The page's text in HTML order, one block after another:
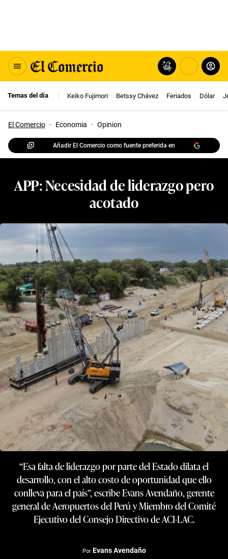
Temas del día Keiko Fujimori Betssy Chávez Feriados Dólar
El Comercio · Economia · Opinion
Añadir El Comercio como fuente preferida en
APP: Necesidad de liderazgo pero
acotado
“Esa falta de liderazgo por parte del Estado dilata el
desarrollo, con el alto costo de oportunidad que ello
conlleva para el país”, escribe Evans Avendaño, gerente
general de Aeropuertos del Perú y Miembro del Comité
Ejecutivo del Consejo Directivo de ACI-LAC.
Por Evans Avendaño